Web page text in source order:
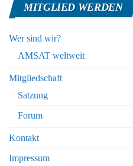
MITGLIED WERDEN
Wer sind wir?
AMSAT weltweit
Mitgliedschaft
Satzung
Forum
Kontakt
Impressum